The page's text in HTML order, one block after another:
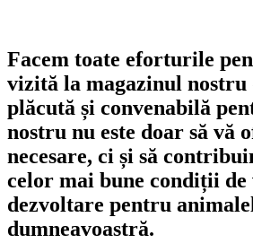
Facem toate eforturile
vizită la magazinul nostru
plăcută și convenabilă
nostru nu este doar să vă
necesare, ci și să
celor mai bune condiții de
dezvoltare pentru
dumneavoastră.